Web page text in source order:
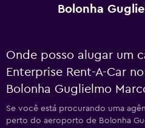
Bolonha
Onde posso alugar um
Enterprise Rent-A-Car
Bolonha Guglielmo
Se você está procurando uma
perto do aeroporto de Bolonha